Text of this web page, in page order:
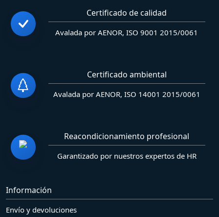
Certificado de calidad
Avalada por AENOR, ISO 9001 2015/0061
Certificado ambiental
Avalada por AENOR, ISO 14001 2015/0061
Reacondicionamiento profesional
Garantizado por nuestros expertos de HR
Información
Envío y devoluciones